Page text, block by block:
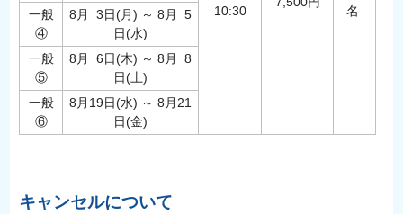
10:30 名
一般
④
8月 3日(月) ～ 8月 5
日(水)
一般
⑤
8月 6日(木) ～ 8月 8
日(土)
一般
⑥
8月19日(水) ～ 8月21
日(金)
キャンセルについて